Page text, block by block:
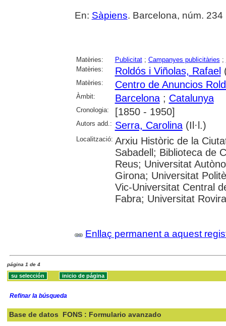
En: Sàpiens. Barcelona, núm.
Matèries: Publicitat; Campanyes publicitàries ;
Matèries:
Roldós i Viñolas, Rafael
Matèries: Centro de Anuncios
Àmbit: Barcelona; Catalunya
Cronologia: [1850 - 1950]
Autors add.: Serra, Carolina(Il·l.)
Localització: Arxiu Històric de la
Sabadell; Biblioteca de
Reus; Universitat
Girona; Universitat
Vic-Universitat Central
Fabra; Universitat
Enllaç permanent a aquest
página 1 de 4
Refinar la búsqueda
Base de datos FONS : Formulario avanzado